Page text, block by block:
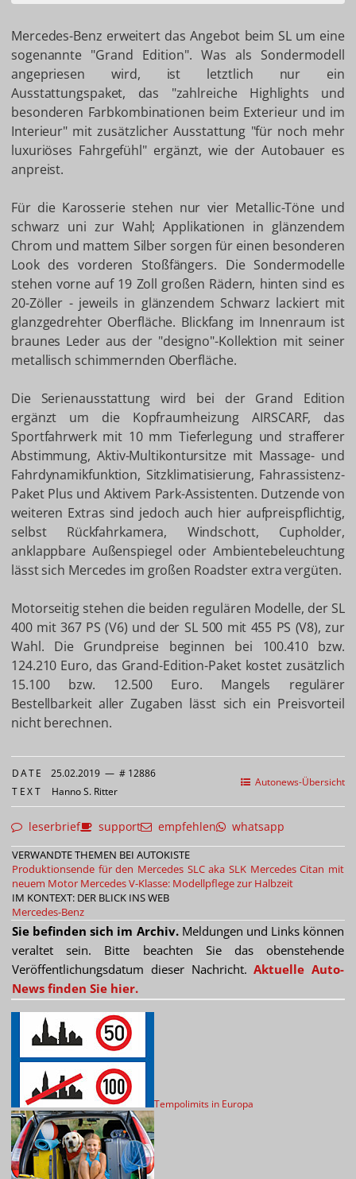
Mercedes-Benz erweitert das Angebot beim SL um eine
sogenannte "Grand Edition". Was als Sondermodell
angepriesen wird, ist letztlich nur ein
Ausstattungspaket, das "zahlreiche Highlights und
besonderen Farbkombinationen beim Exterieur und im
Interieur" mit zusätzlicher Ausstattung "für noch mehr
luxuriöses Fahrgefühl" ergänzt, wie der Autobauer es
anpreist.
Für die Karosserie stehen nur vier Metallic-Töne und
schwarz uni zur Wahl; Applikationen in glänzendem
Chrom und mattem Silber sorgen für einen besonderen
Look des vorderen Stoßfängers. Die Sondermodelle
stehen vorne auf 19 Zoll großen Rädern, hinten sind es
20-Zöller - jeweils in glänzendem Schwarz lackiert mit
glanzgedrehter Oberfläche. Blickfang im Innenraum ist
braunes Leder aus der "designo"-Kollektion mit seiner
metallisch schimmernden Oberfläche.
Die Serienausstattung wird bei der Grand Edition
ergänzt um die Kopfraumheizung AIRSCARF, das
Sportfahrwerk mit 10 mm Tieferlegung und strafferer
Abstimmung, Aktiv-Multikontursitze mit Massage- und
Fahrdynamikfunktion, Sitzklimatisierung, Fahrassistenz-
Paket Plus und Aktivem Park-Assistenten. Dutzende von
weiteren Extras sind jedoch auch hier aufpreispflichtig,
selbst Rückfahrkamera, Windschott, Cupholder,
anklappbare Außenspiegel oder Ambientebeleuchtung
lässt sich Mercedes im großen Roadster extra vergüten.
Motorseitig stehen die beiden regulären Modelle, der SL
400 mit 367 PS (V6) und der SL 500 mit 455 PS (V8), zur
Wahl. Die Grundpreise beginnen bei 100.410 bzw.
124.210 Euro, das Grand-Edition-Paket kostet zusätzlich
15.100 bzw. 12.500 Euro. Mangels regulärer
Bestellbarkeit aller Zugaben lässt sich ein Preisvorteil
nicht berechnen.
Autonews-Übersicht
DATE 25.02.2019 — # 12886
TEXT Hanno S. Ritter
leserbrief support empfehlen whatsapp
VERWANDTE THEMEN BEI AUTOKISTE
Produktionsende für den Mercedes SLC aka SLK Mercedes Citan mit
neuem Motor Mercedes V-Klasse: Modellpflege zur Halbzeit
IM KONTEXT: DER BLICK INS WEB
Mercedes-Benz
Sie befinden sich im Archiv.Meldungen und Links können
veraltet sein. Bitte beachten Sie das obenstehende
Veröffentlichungsdatum dieser Nachricht.Aktuelle Auto-
News finden Sie hier.
Tempolimits in Europa